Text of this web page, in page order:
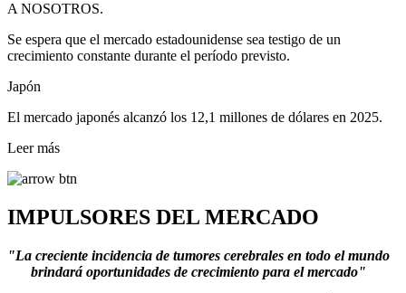
A NOSOTROS.
Se espera que el mercado estadounidense sea testigo de un
crecimiento constante durante el período previsto.
Japón
El mercado japonés alcanzó los 12,1 millones de dólares en 2025.
Leer más
IMPULSORES DEL MERCADO
"La creciente incidencia de tumores cerebrales en todo el mundo
brindará oportunidades de crecimiento para el mercado"